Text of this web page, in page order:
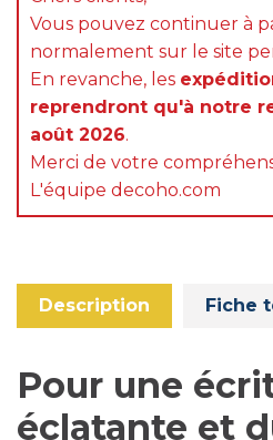
Vous pouvez continuer à
normalement sur le site
En revanche, les
reprendront qu'à notre
août 2026.
Merci de votre
L'équipe decoho.com
Description Fiche
Pour une
éclatante et